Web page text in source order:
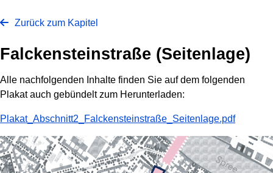
Zurück zum Kapitel
Falckensteinstraße (Seitenlage)
Alle nachfolgenden Inhalte finden Sie auf dem folgenden
Plakat auch gebündelt zum Herunterladen:
Plakat_Abschnitt2_Falckensteinstraße_Seitenlage.pdf